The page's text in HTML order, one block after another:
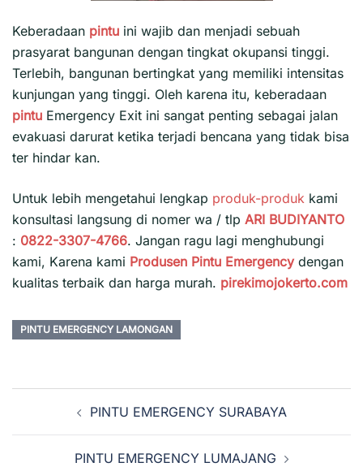
Keberadaan pintu ini wajib dan menjadi sebuah
prasyarat bangunan dengan tingkat okupansi tinggi.
Terlebih, bangunan bertingkat yang memiliki intensitas
kunjungan yang tinggi. Oleh karena itu, keberadaan
pintu Emergency Exit ini sangat penting sebagai jalan
evakuasi darurat ketika terjadi bencana yang tidak bisa
ter hindar kan.
Untuk lebih mengetahui lengkap produk-produk kami
konsultasi langsung di nomer wa / tlp ARI BUDIYANTO
: 0822-3307-4766. Jangan ragu lagi menghubungi
kami, Karena kami Produsen Pintu Emergency dengan
kualitas terbaik dan harga murah. pirekimojokerto.com
PINTU EMERGENCY LAMONGAN
Navigasi
Tulisan
PINTU EMERGENCY SURABAYA
PINTU EMERGENCY LUMAJANG